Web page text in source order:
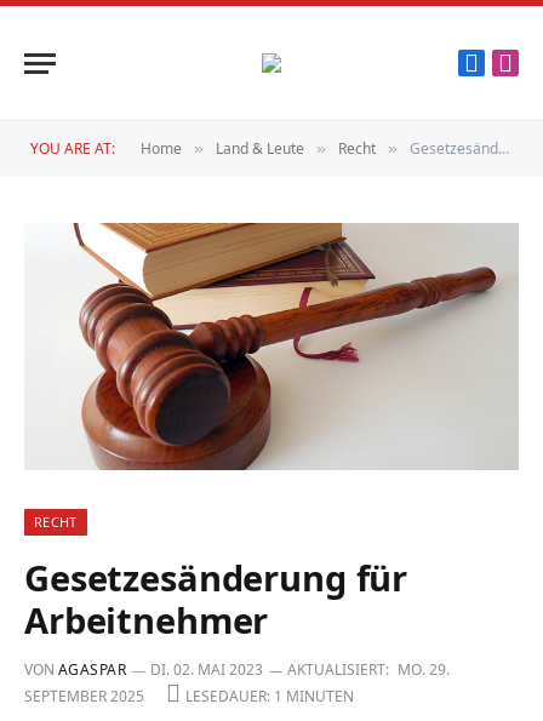
YOU ARE AT: Home » Land & Leute » Recht » Gesetzesänderung für Arbeitnehmer
RECHT
Gesetzesänderung für
Arbeitnehmer
VON AGASPAR DI. 02. MAI 2023 AKTUALISIERT: MO. 29.
SEPTEMBER 2025
LESEDAUER: 1 MINUTEN